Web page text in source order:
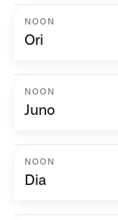
NOON
Ori
NOON
Juno
NOON
Dia